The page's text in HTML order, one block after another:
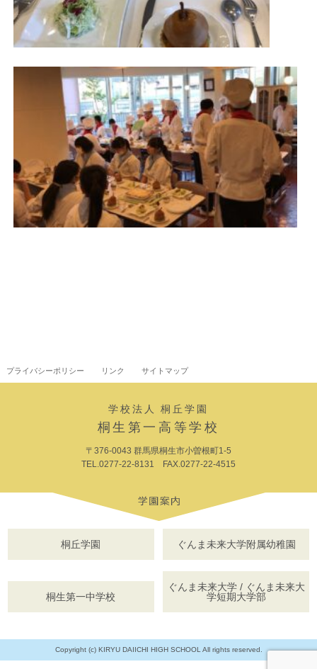
プライバシーポリシー リンク サイトマップ
学校法人 桐丘学園
桐生第一高等学校
〒376-0043 群馬県桐生市小曽根町1-5
TEL.0277-22-8131 FAX.0277-22-4515
桐丘学園 ぐんま未来大学附属幼稚園
桐生第一中学校
ぐんま未来大学 / ぐんま未来大
学短期大学部
Copyright (c) KIRYU DAIICHI HIGH SCHOOL All rights reserved.